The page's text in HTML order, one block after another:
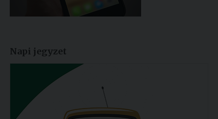
Napi jegyzet